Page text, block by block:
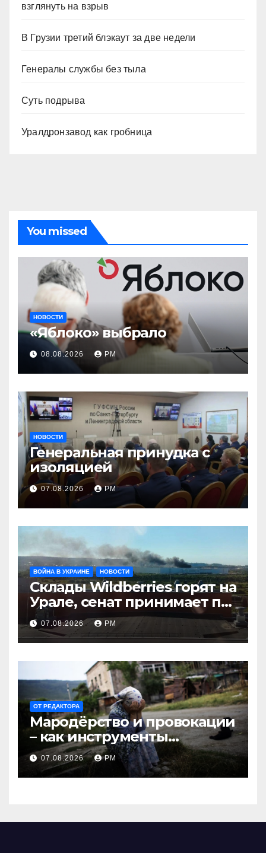
взглянуть на взрыв
В Грузии третий блэкаут за две недели
Генералы службы без тыла
Суть подрыва
Уралдронзавод как гробница
You missed
НОВОСТИ
«Яблоко» выбрало
08.08.2026 РМ
НОВОСТИ
Генеральная принудка с
изоляцией
07.08.2026 РМ
ВОЙНА В УКРАИНЕ НОВОСТИ
Склады Wildberries горят на
Урале, сенат принимает по
Грэму закон
07.08.2026 РМ
ОТ РЕДАКТОРА
Мародёрство и провокации
– как инструменты
современной политики
России
07.08.2026 РМ